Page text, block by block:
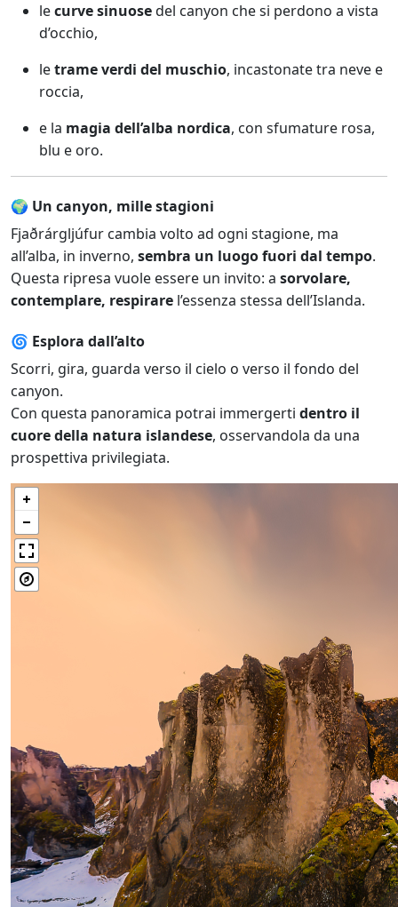
lecurve sinuosedel canyon che si perdono a vista
d’occhio,
letrame verdi del muschio, incastonate tra neve e
roccia,
e la magia dell’alba nordica, con sfumature rosa,
blu e oro.
🌍 Un canyon, mille stagioni
Fjaðrárgljúfur cambia volto ad ogni stagione, ma
all’alba, in inverno, sembra un luogo fuori dal tempo.
Questa ripresa vuole essere un invito: a sorvolare,
contemplare, respirare l’essenza stessa dell’Islanda.
🌀 Esplora dall’alto
Scorri, gira, guarda verso il cielo o verso il fondo del
canyon.
Con questa panoramica potrai immergerti dentro il
cuore della natura islandese, osservandola da una
prospettiva privilegiata.